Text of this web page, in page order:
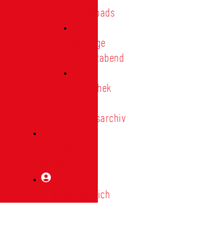
Downloads
Vorträge
Heimatabend
Bibliothek
Vereinsarchiv
Mitgliederbereich